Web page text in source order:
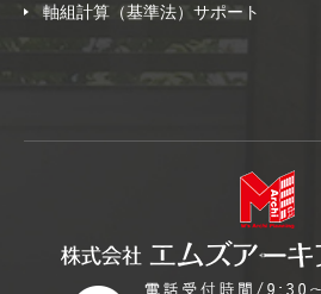
軸組計算（基準法）サポート